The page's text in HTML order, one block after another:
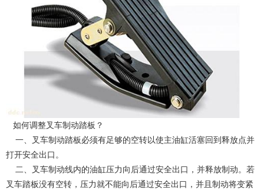
如何调整叉车制动踏板？
一、叉车制动踏板必须有足够的空转以使主油缸活塞回到释放点并
打开安全出口。
二、叉车制动线内的油缸压力向后通过安全出口，并释放制动。若
叉车踏板没有空转，压力就不能向后通过安全出口，并且制动将变紧